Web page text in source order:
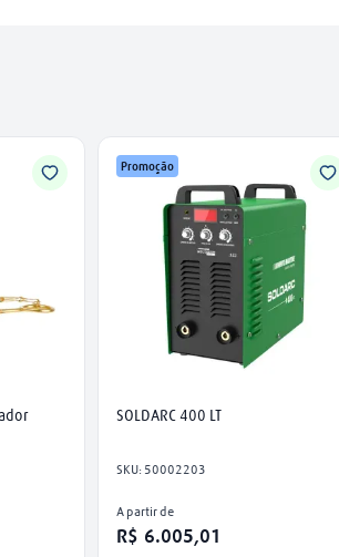
Promoção
SOLDARC 400 LT
SKU: 50002203
A partir de
R$ 6.005,01